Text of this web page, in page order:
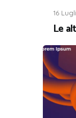
16
Le